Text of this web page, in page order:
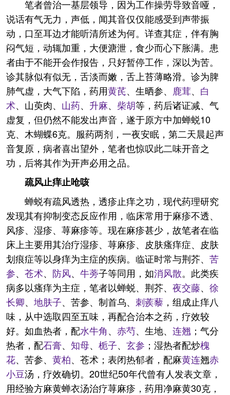
笔者曾治一基层领导，因为工作操劳导致音哑，
说话有气无力，声低，闻其音仅仅能感受到声带振
动，口至耳边才能听清所述为何。详查其症，伴有胸
闷气短，动辄加重，大便溏泄，食少而心下胀满。患
者由于不能开会作报告，只好暂停工作，深以为苦。
诊其脉似有似无，舌淡而嫩，舌上苔薄略滑。诊为脾
肺气虚，大气下陷，药用黄芪、生晒参、 鹿茸、 白
术、山萸肉、 山药、 升麻、 柴胡等，药后诸证减、气
虚复，但仍然不能发出声音，遂于原方中加蝉蜕10
克、木蝴蝶6克。服药两剂，一夜安眠，第二天晨起声
音复原，病者喜出望外，笔者也惊叹此二味开音之
功，后将其作为开声必用之品。
疏风止痒止呛咳
蝉蜕有疏风透热，透疹止痒之功，现代药理研究
发现其有抑制变态反应作用，临床常用于麻疹不透、
风疹、湿疹、荨麻疹等。现在麻疹甚少，故笔者在临
床上主要用其治疗湿疹、荨麻疹、皮肤瘙痒症、皮肤
划痕症等以身痒为主症的疾病。临证时常与荆芥、 苦
参、 苍术、 防风、 牛蒡子等同用，如消风散。此类疾
病多以瘙痒为主症，笔者以蝉蜕、荆芥、 夜交藤、 徐
长卿、 地肤子、苦参、制首乌、 刺蒺藜 ，组成止痒八
味，从中选取四至五味，再配合治本之药，疗效较
好。如血热者，配水牛角、 赤芍、生地、 连翘 ；气分
热者，配石膏、 知母、 栀子、 玄参 ；湿热者配炒槐
花、苦参、 黄柏、苍术；表闭热郁者，配麻黄连翘赤
小豆汤，疗效确切。20世纪50年代曾有人发表文章，
用经验方麻黄蝉衣汤治疗荨麻疹，药用净麻黄30克，